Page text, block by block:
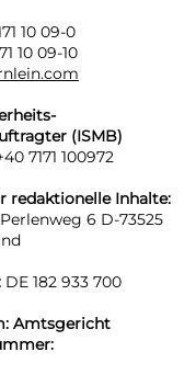
10 09-0
10 09-10
(ISMB)
7171 100972
redaktionelle Inhalte:
6 D-73525
DE 182 933 700
Amtsgericht